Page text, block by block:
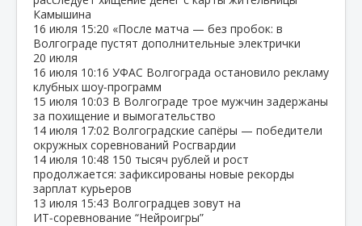
Камышина
16 июля 15:20 «После матча — без пробок: в
Волгограде пустят дополнительные электрички
20 июля
16 июля 10:16 УФАС Волгограда остановило рекламу
клубных шоу‑программ
15 июля 10:03 В Волгограде трое мужчин задержаны
за похищение и вымогательство
14 июля 17:02 Волгоградские сапёры — победители
окружных соревнований Росгвардии
14 июля 10:48 150 тысяч рублей и рост
продолжается: зафиксированы новые рекорды
зарплат курьеров
13 июля 15:43 Волгоградцев зовут на
ИТ‑соревнование “Нейроигры”